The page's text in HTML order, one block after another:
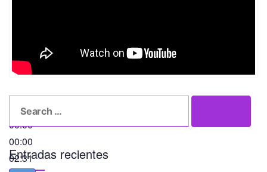
00:00
00:00
02:31
Entradas recientes